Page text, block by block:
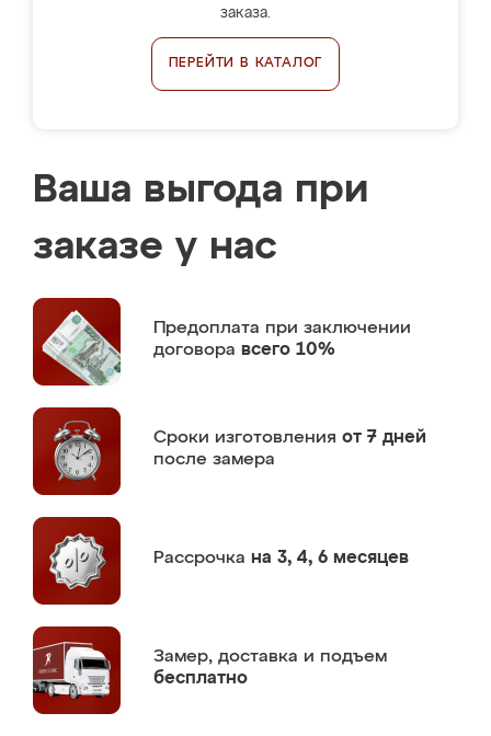
заказа.
ПЕРЕЙТИ В КАТАЛОГ
Ваша выгода при
заказе у нас
Предоплата при заключении
договора всего 10%
Сроки изготовления от 7 дней
после замера
Рассрочка на 3, 4, 6 месяцев
Замер, доставка и подъем
бесплатно